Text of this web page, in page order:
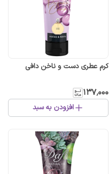
کرم عطری دست و ناخن دافی
۱۳۷٬۰۰۰
افزودن به سبد